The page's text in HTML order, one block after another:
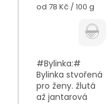
Měrná
od 78 Kč / 100 g
#Bylinka:#
Bylinka stvořená
pro ženy. žlutá
až jantarová